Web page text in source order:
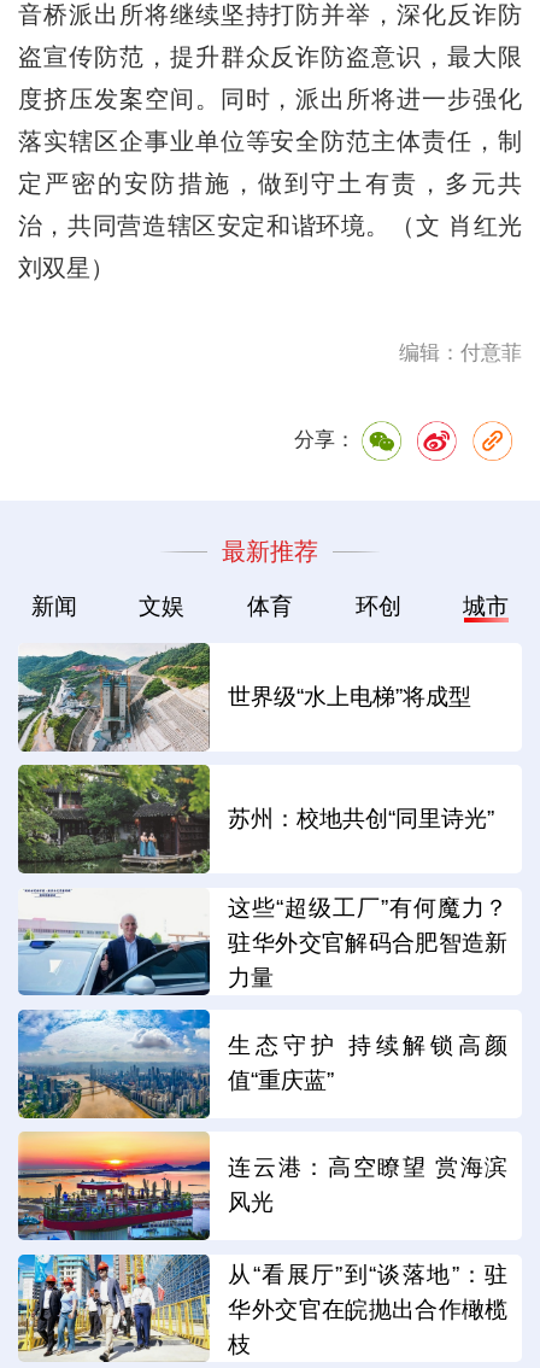
音桥派出所将继续坚持打防并举，深化反诈防
盗宣传防范，提升群众反诈防盗意识，最大限
度挤压发案空间。同时，派出所将进一步强化
落实辖区企事业单位等安全防范主体责任，制
定严密的安防措施，做到守土有责，多元共
治，共同营造辖区安定和谐环境。（文 肖红光
刘双星）
编辑：付意菲
分享：
最新推荐
新闻 文娱 体育 环创 城市
世界级“水上电梯”将成型
苏州：校地共创“同里诗光”
这些“超级工厂”有何魔力？
驻华外交官解码合肥智造新
力量
生态守护 持续解锁高颜
值“重庆蓝”
连云港：高空瞭望 赏海滨
风光
从“看展厅”到“谈落地”：驻
华外交官在皖抛出合作橄榄
枝